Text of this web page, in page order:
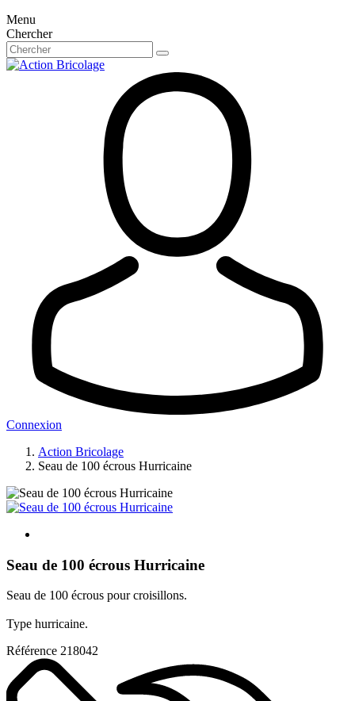
Menu
Chercher
Connexion
Action Bricolage
Seau de 100 écrous Hurricaine
Seau de 100 écrous Hurricaine
Seau de 100 écrous pour croisillons.
Type hurricaine.
Référence 218042